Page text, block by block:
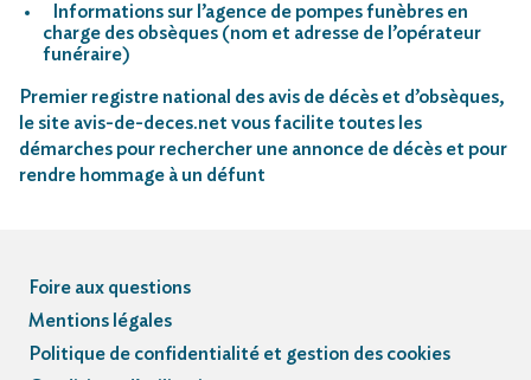
Informations sur l’agence de pompes funèbres en
charge des obsèques (nom et adresse de l’opérateur
funéraire)
Premier registre national des avis de décès et d’obsèques,
le site avis-de-deces.net vous facilite toutes les
démarches pour rechercher une annonce de décès et pour
rendre hommage à un défunt
Foire aux questions
Mentions légales
Politique de confidentialité et gestion des cookies